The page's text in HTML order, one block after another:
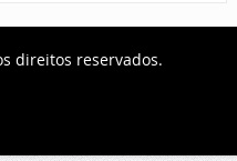
direitos reservados.